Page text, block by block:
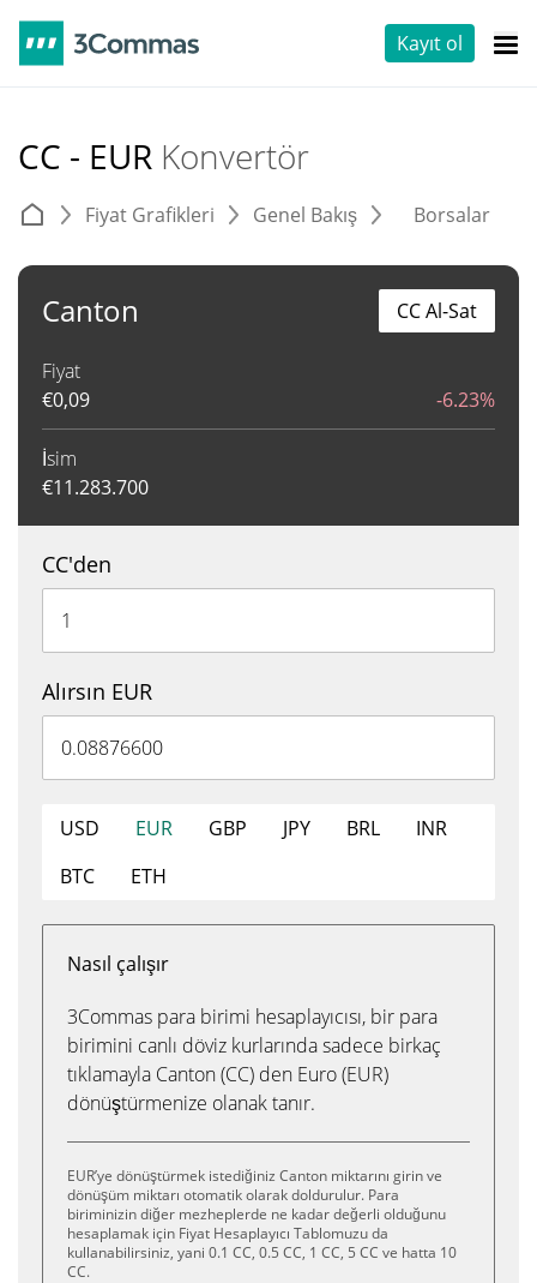
Kayıt ol
CC - EUR Konvertör
Fiyat Grafikleri Genel Bakış Borsalar
Canton
Fiyat
€0,09 -6.23%
İsim
€11.283.700
CC Al-Sat
CC'den
Alırsın EUR
USD EUR GBP JPY BRL
INR
BTC
ETH
Nasıl çalışır
3Commas para birimi hesaplayıcısı, bir para
birimini canlı döviz kurlarında sadece birkaç
tıklamayla Canton (CC) den Euro (EUR)
dönüştürmenize olanak tanır.
EUR’ye dönüştürmek istediğiniz Canton miktarını girin ve
dönüşüm miktarı otomatik olarak doldurulur. Para
biriminizin diğer mezheplerde ne kadar değerli olduğunu
hesaplamak için Fiyat Hesaplayıcı Tablomuzu da
kullanabilirsiniz, yani 0.1 CC, 0.5 CC, 1 CC, 5 CC ve hatta 10
CC.